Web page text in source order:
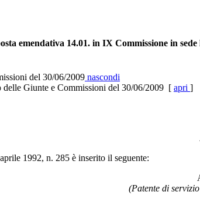
emendativa 14.01. in IX Commissione in
del 30/06/2009 nascondi
delle Giunte e Commissioni del 30/06/2009 [ apri ]
1992, n. 285 è inserito il seguente:
(Patente di